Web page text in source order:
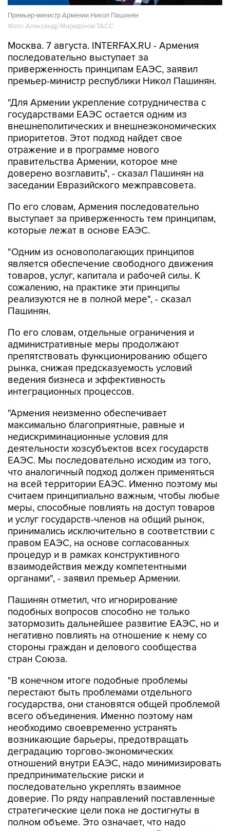
Фото: Александр Миридонов/ТАСС
Москва. 7 августа. INTERFAX.RU - Армения
приверженность принципам ЕАЭС, заявил
премьер-министр республики Никол Пашинян.
"Для Армении укрепление сотрудничества с
внешнеполитических и внешнеэкономических
приоритетов. Этот подход найдет свое
отражение и в программе нового
правительства Армении, которое мне
доверено возглавить", - сказал Пашинян на
заседании Евразийского межправсовета.
По его словам, Армения последовательно
которые лежат в основе ЕАЭС.
"Одним из основополагающих принципов
товаров, услуг, капитала и рабочей силы. К
сожалению, на практике эти принципы
реализуются не в полной мере", - сказал
Пашинян.
По его словам, отдельные ограничения и
препятствовать функционированию общего
рынка, снижая предсказуемость условий
ведения бизнеса и эффективность
интеграционных процессов.
"Армения неизменно обеспечивает
недискриминационные условия для
деятельности хозсубъектов всех государств
ЕАЭС. Мы последовательно исходим из того,
что аналогичный подход должен применяться
на всей территории ЕАЭС. Именно поэтому мы
считаем принципиально важным, чтобы любые
меры, способные повлиять на доступ товаров
и услуг государств-членов на общий рынок,
принимались исключительно в соответствии с
правом ЕАЭС, на основе согласованных
процедур и в рамках конструктивного
взаимодействия между компетентными
органами", - заявил премьер Армении.
Пашинян отметил, что игнорирование
затормозить дальнейшее развитие ЕАЭС, но и
негативно повлиять на отношение к нему со
стороны граждан и делового сообщества
стран Союза.
"В конечном итоге подобные проблемы
государства, они становятся общей проблемой
всего объединения. Именно поэтому нам
необходимо своевременно устранять
возникающие барьеры, предотвращать
деградацию торгово-экономических
отношений внутри ЕАЭС, надо минимизировать
предпринимательские риски и
последовательно укреплять взаимное
доверие. По ряду направлений поставленные
стратегические цели пока не достигнуты в
полном объеме. Это означает, что надо
сосредоточиться на практической реализации
уже принятых решений", - заявил Пашинян.